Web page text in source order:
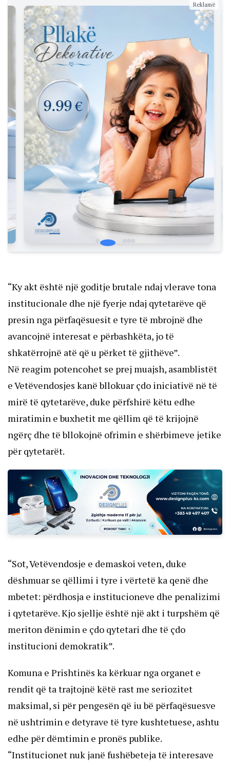
Reklamë
“Ky akt është një goditje brutale ndaj vlerave tona
institucionale dhe një fyerje ndaj qytetarëve që
presin nga përfaqësuesit e tyre të mbrojnë dhe
avancojnë interesat e përbashkëta, jo të
shkatërrojnë atë që u përket të gjithëve”.
Në reagim potencohet se prej muajsh, asamblistët
e Vetëvendosjes kanë bllokuar çdo iniciativë në të
mirë të qytetarëve, duke përfshirë këtu edhe
miratimin e buxhetit me qëllim që të krijojnë
ngërç dhe të bllokojnë ofrimin e shërbimeve jetike
për qytetarët.
“Sot, Vetëvendosje e demaskoi veten, duke
dëshmuar se qëllimi i tyre i vërtetë ka qenë dhe
mbetet: përdhosja e institucioneve dhe penalizimi
i qytetarëve. Kjo sjellje është një akt i turpshëm që
meriton dënimin e çdo qytetari dhe të çdo
institucioni demokratik”.
Komuna e Prishtinës ka kërkuar nga organet e
rendit që ta trajtojnë këtë rast me seriozitet
maksimal, si për pengesën që iu bë përfaqësuesve
në ushtrimin e detyrave të tyre kushtetuese, ashtu
edhe për dëmtimin e pronës publike.
“Institucionet nuk janë fushëbeteja të interesave